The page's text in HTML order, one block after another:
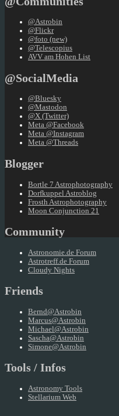
@Astrobin
@Flickr
@foto (new)
@Telescopius
AVV am Hohen List
@SocialMedia
@Bluesky
@Mastodon
@X (Twitter)
Meta @Facebook
Meta @Instagram
Meta @Threads
Blogger
Bortle 7 Astrophotography
Dorfkuppel Astroblog
Frosth Astrophotography
Moon Conjunction 21
Community
Astronomie.de Forum
Astrotreff.de Forum
Cloudy Nights
Friends
Bernd@Astrobin
Marcus@Astrobin
Michael@Astrobin
Sascha@Astrobin
Simone@Astrobin
Tools / Infos
Astronomy Tools
Stellarium Web